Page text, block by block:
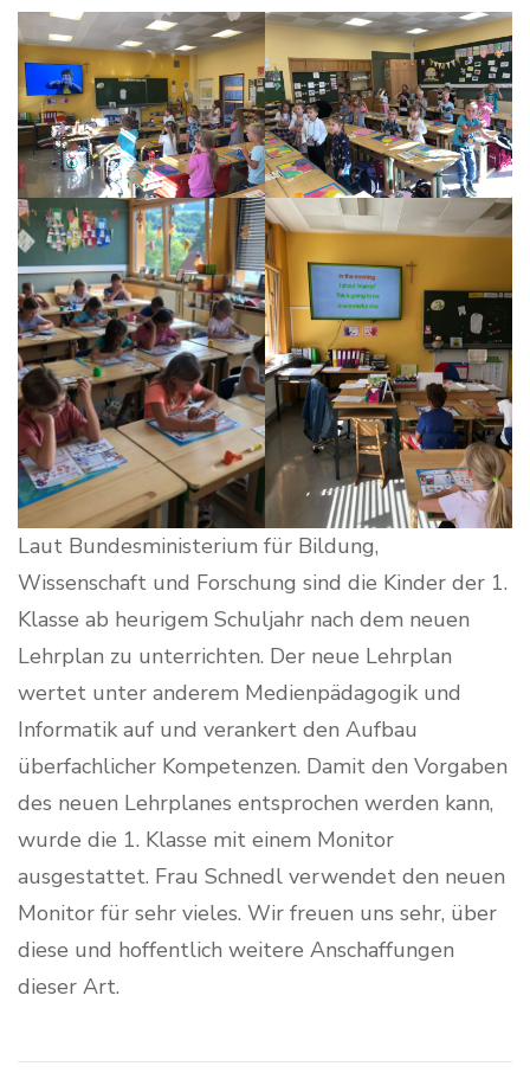
Laut Bundesministerium für Bildung,
Wissenschaft und Forschung sind die Kinder der 1.
Klasse ab heurigem Schuljahr nach dem neuen
Lehrplan zu unterrichten. Der neue Lehrplan
wertet unter anderem Medienpädagogik und
Informatik auf und verankert den Aufbau
überfachlicher Kompetenzen. Damit den Vorgaben
des neuen Lehrplanes entsprochen werden kann,
wurde die 1. Klasse mit einem Monitor
ausgestattet. Frau Schnedl verwendet den neuen
Monitor für sehr vieles. Wir freuen uns sehr, über
diese und hoffentlich weitere Anschaffungen
dieser Art.